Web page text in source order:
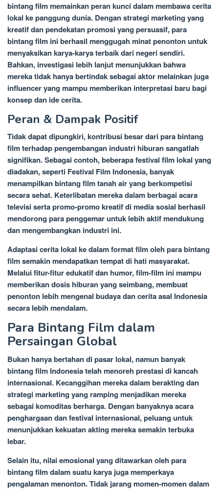
bintang film memainkan peran kunci dalam membawa cerita
lokal ke panggung dunia. Dengan strategi marketing yang
kreatif dan pendekatan promosi yang persuasif, para
bintang film ini berhasil menggugah minat penonton untuk
menyaksikan karya-karya terbaik dari negeri sendiri.
Bahkan, investigasi lebih lanjut menunjukkan bahwa
mereka tidak hanya bertindak sebagai aktor melainkan juga
influencer yang mampu memberikan interpretasi baru bagi
konsep dan ide cerita.
Peran & Dampak Positif
Tidak dapat dipungkiri, kontribusi besar dari para bintang
film terhadap pengembangan industri hiburan sangatlah
signifikan. Sebagai contoh, beberapa festival film lokal yang
diadakan, seperti Festival Film Indonesia, banyak
menampilkan bintang film tanah air yang berkompetisi
secara sehat. Keterlibatan mereka dalam berbagai acara
televisi serta promo-promo kreatif di media sosial berhasil
mendorong para penggemar untuk lebih aktif mendukung
dan mengembangkan industri ini.
Adaptasi cerita lokal ke dalam format film oleh para bintang
film semakin mendapatkan tempat di hati masyarakat.
Melalui fitur-fitur edukatif dan humor, film-film ini mampu
memberikan dosis hiburan yang seimbang, membuat
penonton lebih mengenal budaya dan cerita asal Indonesia
secara lebih mendalam.
Para Bintang Film dalam
Persaingan Global
Bukan hanya bertahan di pasar lokal, namun banyak
bintang film Indonesia telah menoreh prestasi di kancah
internasional. Kecanggihan mereka dalam berakting dan
strategi marketing yang ramping menjadikan mereka
sebagai komoditas berharga. Dengan banyaknya acara
penghargaan dan festival internasional, peluang untuk
menunjukkan kekuatan akting mereka semakin terbuka
lebar.
Selain itu, nilai emosional yang ditawarkan oleh para
bintang film dalam suatu karya juga memperkaya
pengalaman menonton. Tidak jarang momen-momen dalam